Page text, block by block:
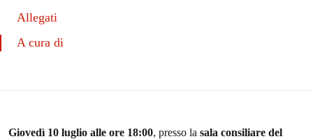
Allegati
A cura di
Giovedì 10 luglio alle ore 18:00, presso la sala consiliare del